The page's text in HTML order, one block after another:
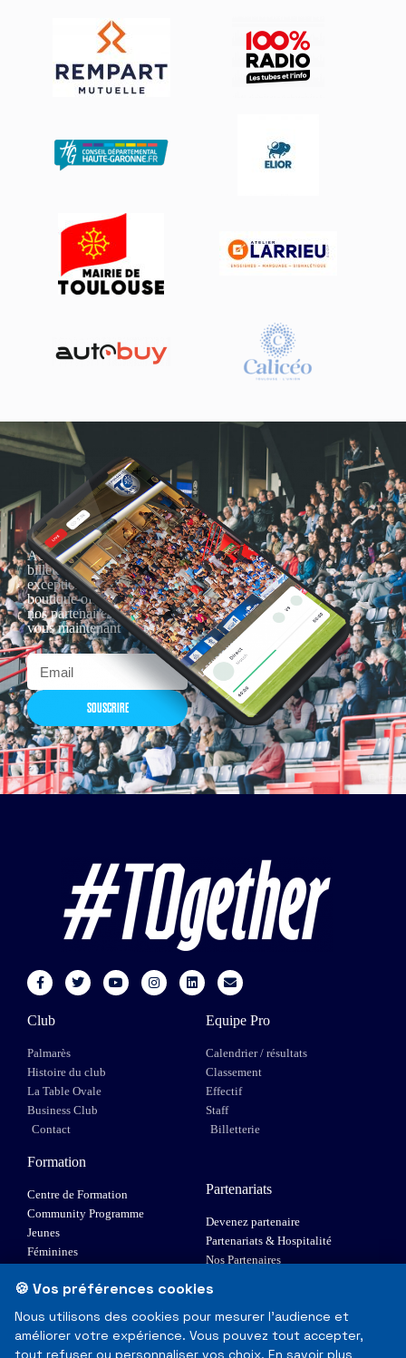
Actualités, nouveautés,
billetterie, remises
exceptionnelles dans la
boutique officielles & chez
nos partenaires… Inscrivez-
vous maintenant
SOUSCRIRE
Club
Palmarès
Histoire du club
La Table Ovale
Business Club
Contact
Equipe Pro
Calendrier / résultats
Classement
Effectif
Staff
Billetterie
Formation
Centre de Formation
Community Programme
Jeunes
Féminines
Elite 1
Partenariats
Devenez partenaire
Partenariats & Hospitalité
Nos Partenaires
© Toulouse Olympique XIII - Tous droits réservés
🍪 Vos préférences cookies
Nous utilisons des cookies pour mesurer l'audience et
améliorer votre expérience. Vous pouvez tout accepter,
tout refuser ou personnaliser vos choix. En savoir plus